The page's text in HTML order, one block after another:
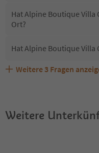
Hat Alpine Boutique Villa
Ort?
Hat Alpine Boutique Villa
Sind Haustiere in der
Welche Services bietet
Erhalten die Gäste von
Weitere 3 Fragen
Weitere